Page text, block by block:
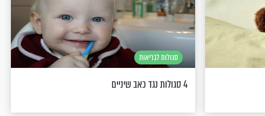
סגולות לבריאות
4 סגולות נגד כאב שיניים